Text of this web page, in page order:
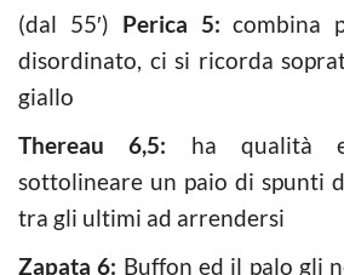
(dal 55′) Perica 5: combina
disordinato, ci si ricorda
giallo
Thereau 6,5: ha qualità
sottolineare un paio di spunti
tra gli ultimi ad arrendersi
Zapata 6: Buffon ed il palo gli